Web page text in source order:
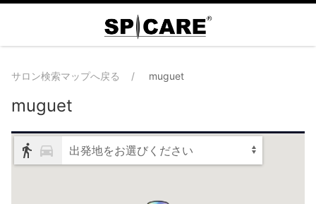
サロン検索マップへ戻る muguet
muguet
出発地をお選びください